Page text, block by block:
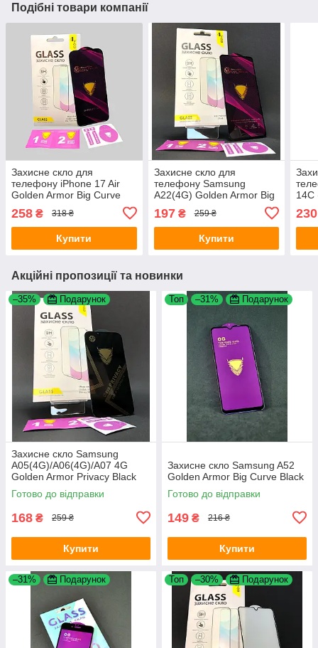
Подібні товари компанії
Захисне скло для
телефону iPhone 17 Air
Golden Armor Big Curve
олеофобне антистатичне
покриття Black 4you
258 ₴ 318 ₴
Купити
Захисне скло для
телефону Samsung
A22(4G) Golden Armor Big
197₴ 259 ₴
Купити
14C
230
Акційні пропозиції та новинки
–35% Подарунок
Захисне скло Samsung
A05(4G)/A06(4G)/A07 4G
Golden Armor Privacy Black
4you
Готово до відправки
168 ₴ 259 ₴
Купити
Топ –31% Подарунок
Захисне скло Samsung A52
Golden Armor Big Curve Black
Готово до відправки
149 ₴ 216 ₴
Купити
–31% Подарунок Топ –30% Подарунок